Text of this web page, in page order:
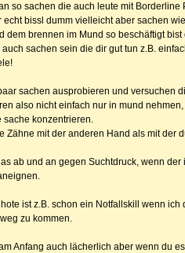
so sachen die auch leute mit
echt bissl dumm vielleicht aber sachen
dem brennen im Mund so beschäftigt
auch sachen sein die dir gut tun z.B.
sachen ausprobieren und versuchen
also nicht einfach nur in mund
sache konzentrieren.
Zähne mit der anderen Hand als mit der
ab und an gegen Suchtdruck, wenn
ist z.B. schon ein Notfallskill wenn
zu kommen.
am Anfang auch lächerlich aber wenn du